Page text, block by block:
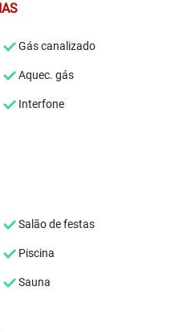
Gás canalizado
Aquec. gás
Interfone
Salão de festas
Piscina
Sauna